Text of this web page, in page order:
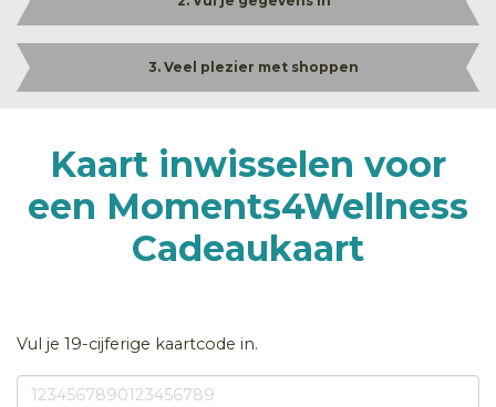
3. Veel plezier met shoppen
Kaart inwisselen voor
een Moments4Wellness
Cadeaukaart
Vul je 19-cijferige kaartcode in.